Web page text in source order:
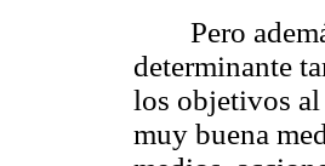
Pero
determinante
los objetivos
muy buena